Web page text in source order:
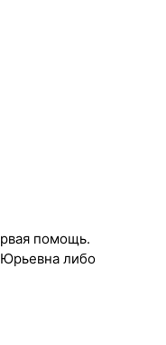
помощь.
либо